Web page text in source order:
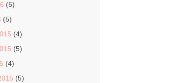
(5)
(5)
(4)
(5)
(4)
(5)